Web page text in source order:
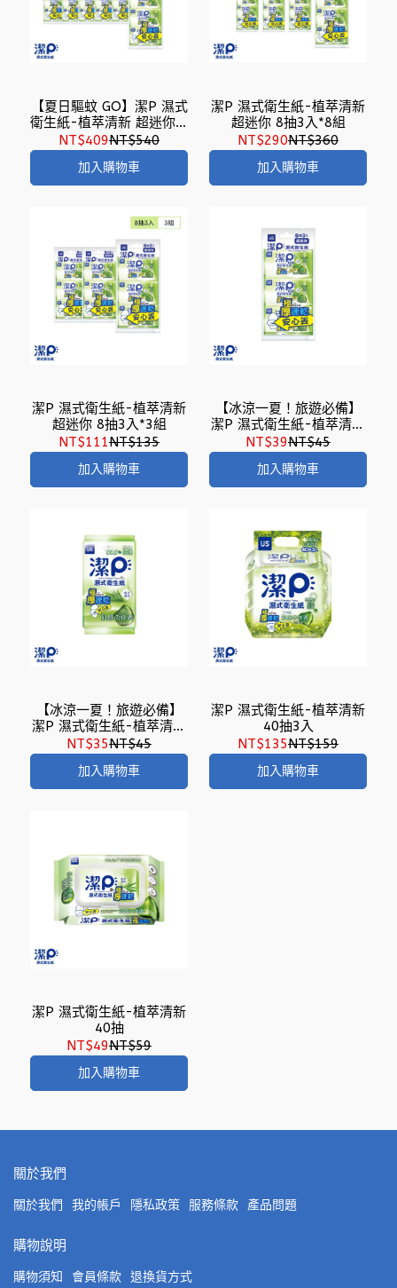
【夏日驅蚊 GO】潔P 濕式
衛生紙-植萃清新 超迷你 8
抽3入*12組
NT$409NT$540
加入購物車
潔P 濕式衛生紙-植萃清新
超迷你 8抽3入*8組
NT$290NT$360
加入購物車
潔P 濕式衛生紙-植萃清新
超迷你 8抽3入*3組
NT$111NT$135
加入購物車
【冰涼一夏！旅遊必備】
潔P 濕式衛生紙-植萃清新
超迷你 8抽3入
NT$39NT$45
加入購物車
【冰涼一夏！旅遊必備】
潔P 濕式衛生紙-植萃清新
2片10入
NT$35NT$45
加入購物車
潔P 濕式衛生紙-植萃清新
40抽3入
NT$135NT$159
加入購物車
潔P 濕式衛生紙-植萃清新
40抽
NT$49NT$59
加入購物車
關於我們
關於我們 我的帳戶 隱私政策 服務條款 產品問題
購物說明
購物須知 會員條款 退換貨方式